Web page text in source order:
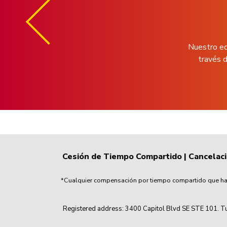
Nuestro
través
Cesión de Tiempo Compartido|
*Cualquier compensación por tiempo compartido que
Registered address: 3400 Capitol Blvd SE STE 101.